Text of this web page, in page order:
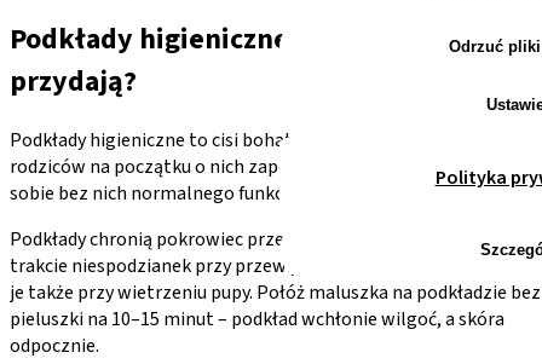
Podkłady higieniczne – kiedy i gdzie się
przydają?
Podkłady higieniczne to cisi bohaterowie wyprawki. Wielu
rodziców na początku o nich zapomina, a potem nie wyobraża
sobie bez nich normalnego funkcjonowania.
Podkłady chronią pokrowiec przewijaka przed zabrudzeniem w
trakcie niespodzianek przy przewijaniu noworodka. Wykorzystaj
je także przy wietrzeniu pupy. Połóż maluszka na podkładzie bez
pieluszki na 10–15 minut – podkład wchłonie wilgoć, a skóra
odpocznie.
Odrzuć
Polityka